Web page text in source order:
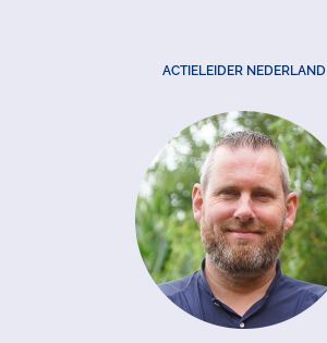
ACTIELEIDER NEDERLAND